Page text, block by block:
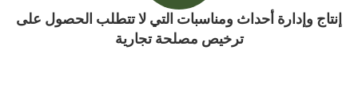
إنتاج وإدارة أحداث ومناسبات التي لا تتطلب الحصول على
ترخيص مصلحة تجارية